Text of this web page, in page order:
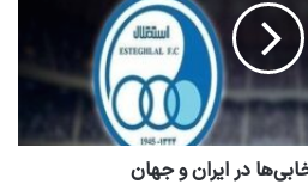
در ایران و جهان